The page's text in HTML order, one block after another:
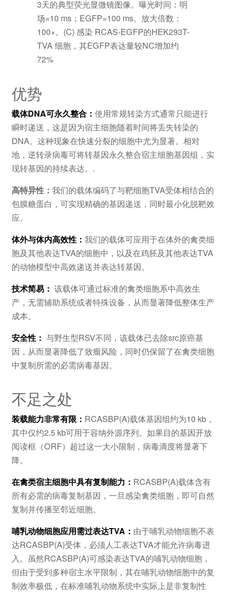
3天的典型荧光显微镜图像。曝光时间：明
场=10 ms；EGFP=100 ms。放大倍数：
100×。(C) 感染 RCAS-EGFP的HEK293T-
TVA 细胞，其EGFP表达量较NC增加约
72%
优势
载体DNA可永久整合： 使用常规转染方式通常只能进行
瞬时递送，这是因为宿主细胞随着时间将丢失转染的
DNA。这种现象在快速分裂的细胞中尤为显著。相对
地，逆转录病毒可将转基因永久整合宿主细胞基因组，实
现转基因的持续表达。.
高特异性： 我们的载体编码了与靶细胞TVA受体相结合的
包膜糖蛋白，可实现精确的基因递送，同时最小化脱靶效
应。
体外与体内高效性： 我们的载体可应用于在体外的禽类细
胞及其他表达TVA的细胞中，以及在鸡胚及其他表达TVA
的动物模型中高效递送并表达转基因。
技术简易： 该载体可通过标准的禽类细胞系中高效生
产，无需辅助系统或者特殊设备，从而显著降低整体生产
成本。
安全性： 与野生型RSV不同，该载体已去除src原癌基
因，从而显著降低了致瘤风险，同时仍保留了在禽类细胞
中复制所需的必需病毒基因。
不足之处
装载能力非常有限： RCASBP(A)载体基因组约为10 kb，
其中仅约2.5 kb可用于容纳外源序列。如果目的基因开放
阅读框（ORF）超过这一大小限制，病毒滴度将显著下
降。
在禽类宿主细胞中具有复制能力： RCASBP(A)载体含有
所有必需的病毒复制基因，一旦感染禽类细胞，即可自然
复制并传播至邻近细胞。
哺乳动物细胞应用需过表达TVA： 由于哺乳动物细胞不表
达RCASBP(A)受体，必须人工表达TVA才能允许病毒进
入。虽然RCASBP(A)可感染表达TVA的哺乳动物细胞，
但由于受到多种宿主水平限制，其在哺乳动物细胞中的复
制效率极低，在标准哺乳动物系统中实际上是非复制性